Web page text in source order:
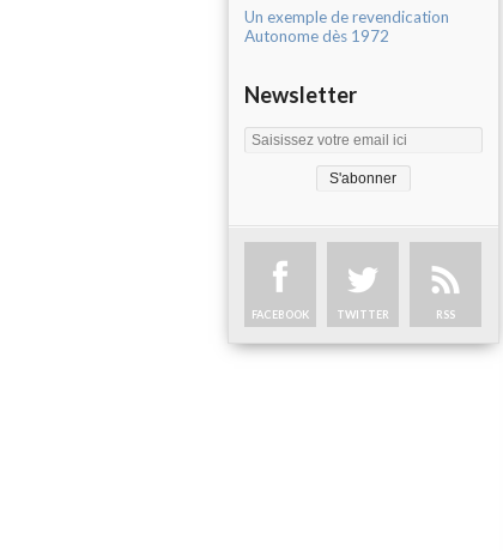
Un exemple de revendication
Autonome dès 1972
Newsletter
FACEBOOK TWITTER RSS